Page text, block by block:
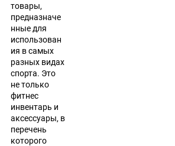
товары,
предназначе
нные для
использован
ия в самых
разных видах
спорта. Это
не только
фитнес
инвентарь и
аксессуары, в
перечень
которого